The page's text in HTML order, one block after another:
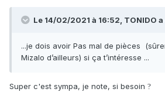
Le 14/02/2021 à 16:52, TONIDO a
...je dois avoir Pas mal de pièces
Mizalo d’ailleurs) si ça t’intéresse ...
Super c'est sympa, je note, si besoin ?